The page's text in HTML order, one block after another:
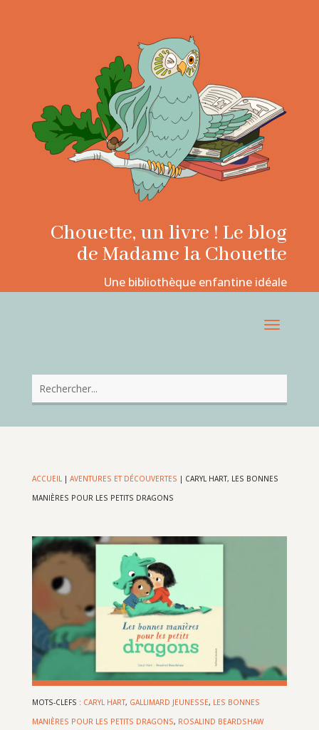
Chouette, un livre ! Le blog
de Madame la Chouette
Une bibliothèque enfantine idéale
ACCUEIL| AVENTURES ET DÉCOUVERTES | CARYL HART, LES BONNES
MANIÈRES POUR LES PETITS DRAGONS
MOTS-CLEFS : CARYL HART, GALLIMARD JEUNESSE, LES BONNES
MANIÈRES POUR LES PETITS DRAGONS, ROSALIND BEARDSHAW